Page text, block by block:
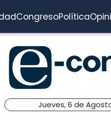
CongresoPolítica
Jueves, 6 de